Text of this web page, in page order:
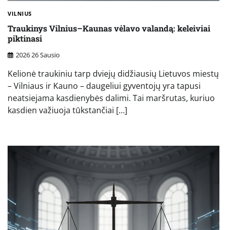
VILNIUS
Traukinys Vilnius–Kaunas vėlavo valandą: keleiviai
piktinasi
2026 26 Sausio
Kelionė traukiniu tarp dviejų didžiausių Lietuvos miestų
– Vilniaus ir Kauno – daugeliui gyventojų yra tapusi
neatsiejama kasdienybės dalimi. Tai maršrutas, kuriuo
kasdien važiuoja tūkstančiai […]